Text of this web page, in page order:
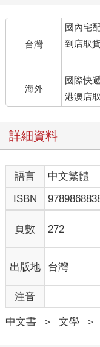
台灣
國內宅
到店取
海外
國際快
港澳店
詳細資料
語言 中文繁體
ISBN
頁數 272
出版地 台灣
注音
中文書 ＞ 文學 ＞